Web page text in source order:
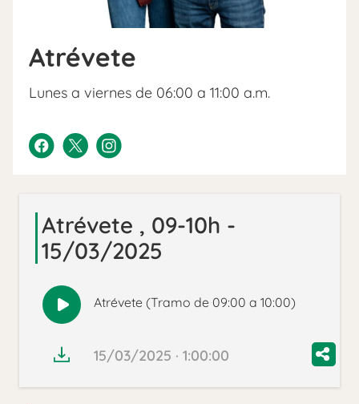
Atrévete
Lunes a viernes de 06:00 a 11:00 a.m.
Atrévete , 09-10h -
15/03/2025
Reproducir
audio
Atrévete (Tramo de 09:00 a 10:00)
15/03/2025 · 1:00:00